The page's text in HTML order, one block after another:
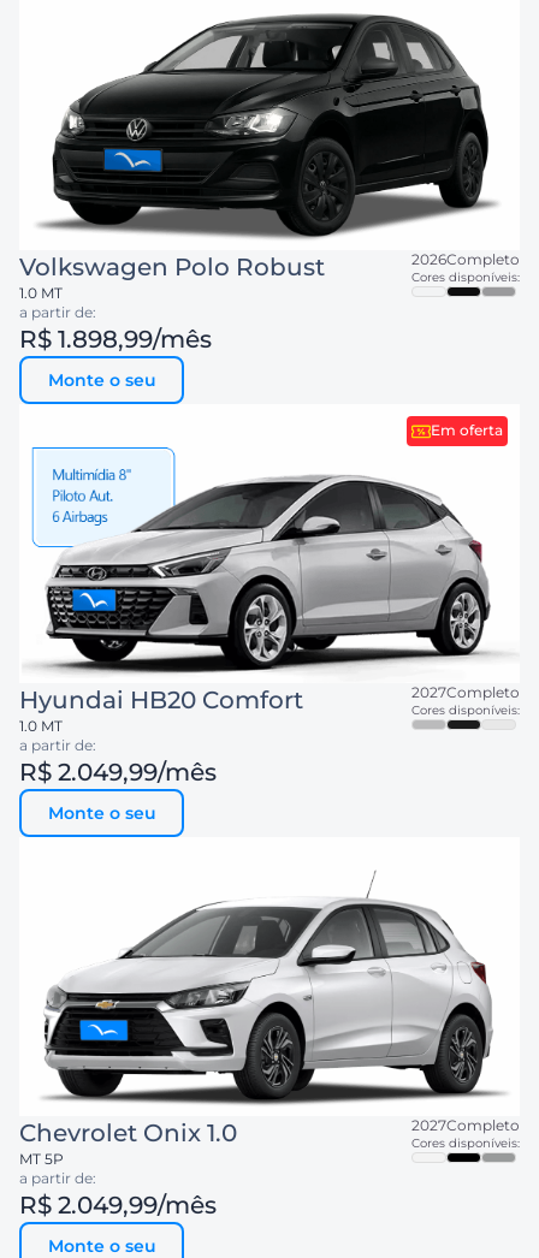
Volkswagen Polo Robust
1.0 MT
2026Completo
Cores disponíveis:
a partir de:
R$ 1.898,99/mês
Monte o seu
Em oferta
Hyundai HB20 Comfort
1.0 MT
2027Completo
Cores disponíveis:
a partir de:
R$ 2.049,99/mês
Monte o seu
Chevrolet Onix 1.0
MT 5P
2027Completo
Cores disponíveis:
a partir de:
R$ 2.049,99/mês
Monte o seu